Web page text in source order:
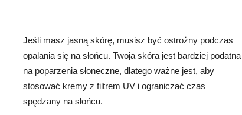
Jeśli masz jasną skórę, musisz być ostrożny podczas
opalania się na słońcu. Twoja skóra jest bardziej podatna
na poparzenia słoneczne, dlatego ważne jest, aby
stosować kremy z filtrem UV i ograniczać czas
spędzany na słońcu.